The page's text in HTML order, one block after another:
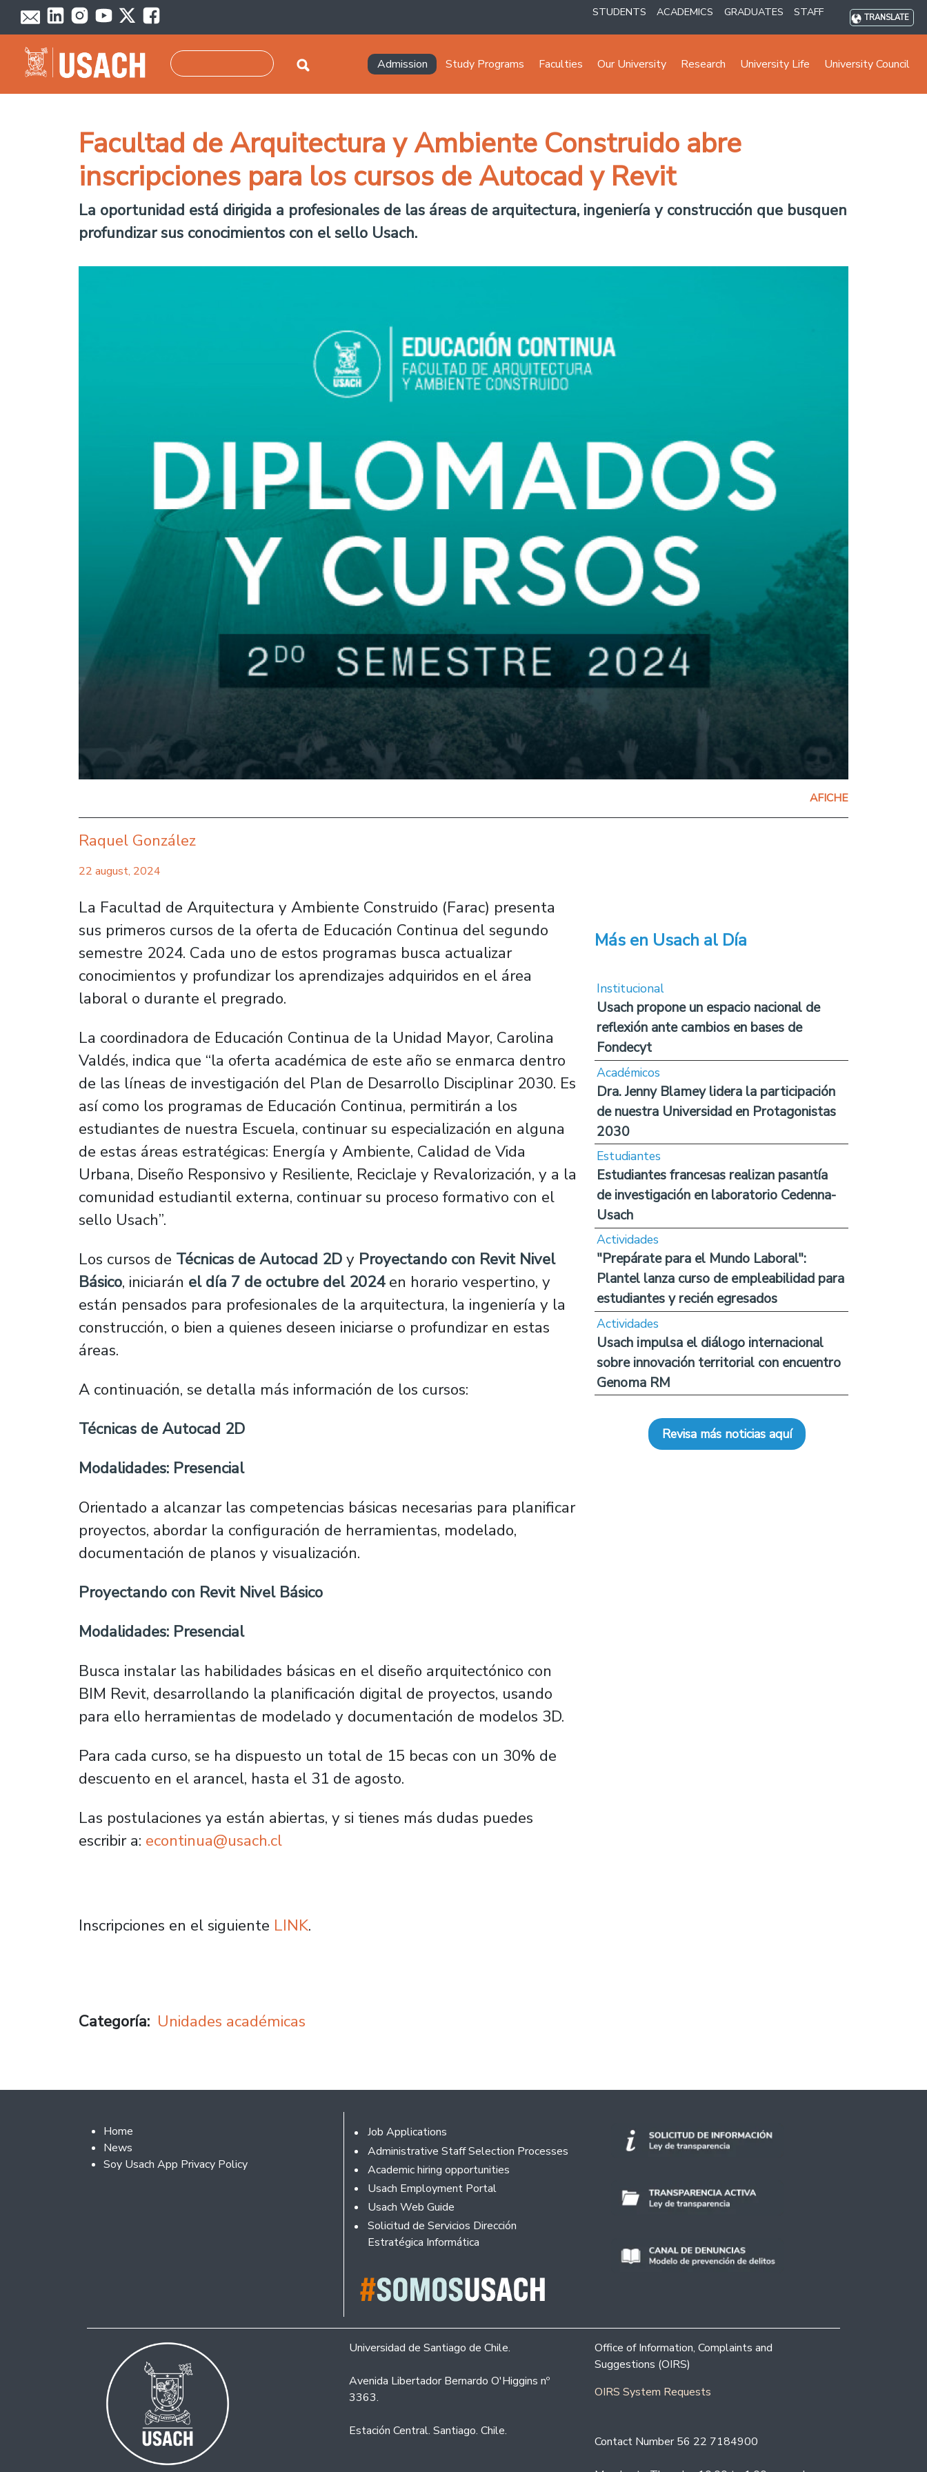
Skip to main content STUDENTS ACADEMICS GRADUATES STAFF TRANSLATE
Navegación principal
Admission Study Programs Faculties Our University Research University Life University Council
Facultad de Arquitectura y Ambiente Construido abre
inscripciones para los cursos de Autocad y Revit
La oportunidad está dirigida a profesionales de las áreas de arquitectura, ingeniería y construcción que busquen
profundizar sus conocimientos con el sello Usach.
AFICHE
Raquel González
22 august, 2024
La Facultad de Arquitectura y Ambiente Construido (Farac) presenta
sus primeros cursos de la oferta de Educación Continua del segundo
semestre 2024. Cada uno de estos programas busca actualizar
conocimientos y profundizar los aprendizajes adquiridos en el área
laboral o durante el pregrado.
La coordinadora de Educación Continua de la Unidad Mayor, Carolina
Valdés, indica que “la oferta académica de este año se enmarca dentro
de las líneas de investigación del Plan de Desarrollo Disciplinar 2030. Es
así como los programas de Educación Continua, permitirán a los
estudiantes de nuestra Escuela, continuar su especialización en alguna
de estas áreas estratégicas: Energía y Ambiente, Calidad de Vida
Urbana, Diseño Responsivo y Resiliente, Reciclaje y Revalorización, y a la
comunidad estudiantil externa, continuar su proceso formativo con el
sello Usach”.
Los cursos de Técnicas de Autocad 2Dy Proyectando con Revit Nivel
Básico, iniciarán el día 7 de octubre del 2024en horario vespertino, y
están pensados para profesionales de la arquitectura, la ingeniería y la
construcción, o bien a quienes deseen iniciarse o profundizar en estas
áreas.
A continuación, se detalla más información de los cursos:
Técnicas de Autocad 2D
Modalidades: Presencial
Orientado a alcanzar las competencias básicas necesarias para planificar
proyectos, abordar la configuración de herramientas, modelado,
documentación de planos y visualización.
Proyectando con Revit Nivel Básico
Modalidades: Presencial
Busca instalar las habilidades básicas en el diseño arquitectónico con
BIM Revit, desarrollando la planificación digital de proyectos, usando
para ello herramientas de modelado y documentación de modelos 3D.
Para cada curso, se ha dispuesto un total de 15 becas con un 30% de
descuento en el arancel, hasta el 31 de agosto.
Las postulaciones ya están abiertas, y si tienes más dudas puedes
escribir a: econtinua@usach.cl
Inscripciones en el siguiente LINK.
Categoría Unidades académicas
Más en Usach al Día
Institucional
Usach propone un espacio nacional de
reflexión ante cambios en bases de
Fondecyt
Académicos
Dra. Jenny Blamey lidera la participación
de nuestra Universidad en Protagonistas
2030
Estudiantes
Estudiantes francesas realizan pasantía
de investigación en laboratorio Cedenna-
Usach
Actividades
"Prepárate para el Mundo Laboral":
Plantel lanza curso de empleabilidad para
estudiantes y recién egresados
Actividades
Usach impulsa el diálogo internacional
sobre innovación territorial con encuentro
Genoma RM
Revisa más noticias aquí
Footer 2
Home
News
Soy Usach App Privacy Policy
Footer
Job Applications
Administrative Staff Selection Processes
Academic hiring opportunities
Usach Employment Portal
Usach Web Guide
Solicitud de Servicios Dirección
Estratégica Informática
Universidad de Santiago de Chile.
Avenida Libertador Bernardo O'Higgins nº
3363.
Estación Central. Santiago. Chile.
Office of Information, Complaints and
Suggestions (OIRS)
OIRS System Requests
Contact Number 56 22 7184900